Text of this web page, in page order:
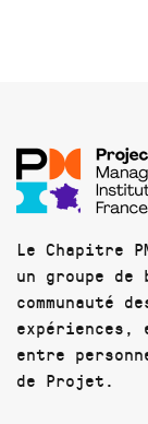
Le Chapitre
un groupe
communauté
expériences,
entre
de Projet.